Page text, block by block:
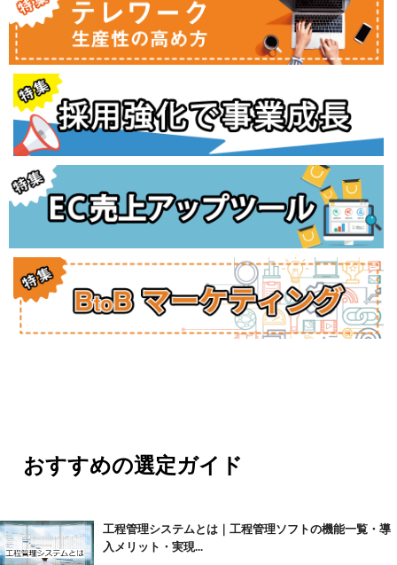
おすすめの選定ガイド
工程管理システムとは｜工程管理ソフトの機能一覧・導
入メリット・実現...